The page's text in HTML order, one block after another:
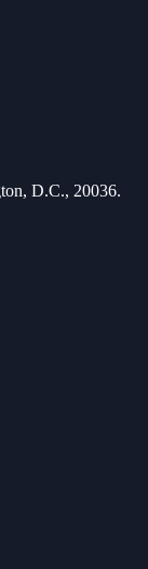
D.C., 20036.